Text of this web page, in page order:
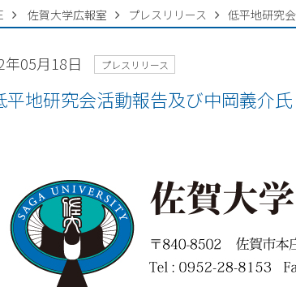
佐賀大学広報室 プレスリリース 低平地研究
年05月18日 プレスリリース
平地研究会活動報告及び中岡義介